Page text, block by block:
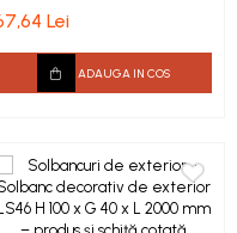
Lei
ADAUGA IN COS